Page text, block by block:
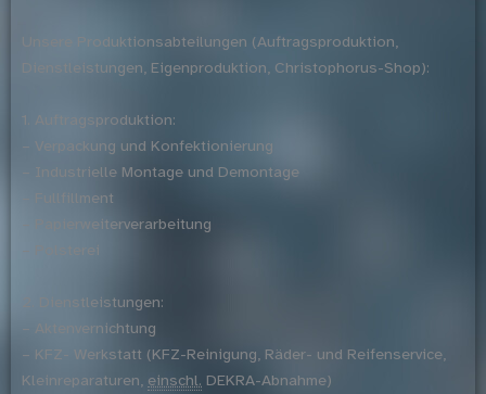
Unsere Produktionsabteilungen (Auftragsproduktion,
Dienstleistungen, Eigenproduktion, Christophorus-Shop):
1. Auftragsproduktion:
– Verpackung und Konfektionierung
– Industrielle Montage und Demontage
– Fullfillment
– Papierweiterverarbeitung
– Polsterei
2. Dienstleistungen:
– Aktenvernichtung
– KFZ- Werkstatt (KFZ-Reinigung, Räder- und Reifenservice,
Kleinreparaturen, einschl. DEKRA-Abnahme)